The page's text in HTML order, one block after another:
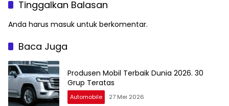
Tinggalkan Balasan
Anda harus masuk untuk berkomentar.
Baca Juga
Produsen Mobil Terbaik Dunia 2026. 30
Grup Teratas
Automobile 27 Mei 2026